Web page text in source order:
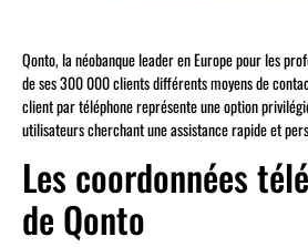
Qonto, la néobanque leader en Europe pour les
de ses 300 000 clients différents moyens de
client par téléphone représente une option
utilisateurs cherchant une assistance rapide et
Les coordonnées
de Qonto